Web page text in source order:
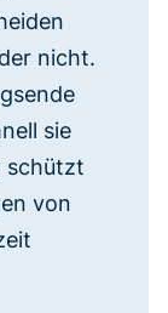
nicht.
sie
schützt
von